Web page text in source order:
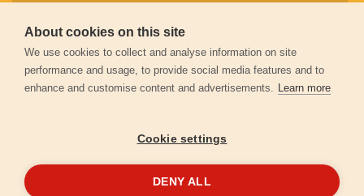
Személyes adatok védelme
Kapcsolat
Garancia regisztráció
About cookies on this site
We use cookies to collect and analyse information on site
performance and usage, to provide social media features and to
enhance and customise content and advertisements. Learn more
Cookie settings
DENY ALL